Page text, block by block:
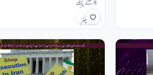
شیئر